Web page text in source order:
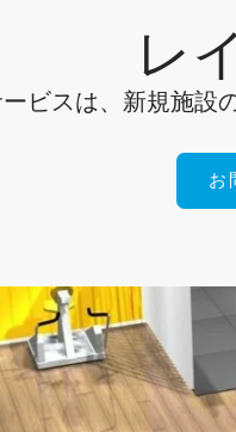
レ
ビスは、新規施
お